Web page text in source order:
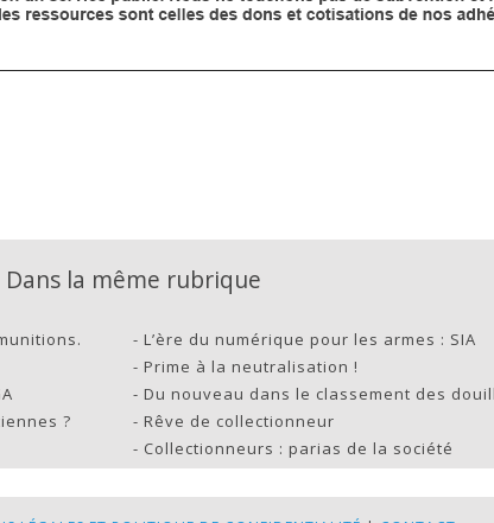
Dans la même rubrique
- L’ère du numérique pour les armes : SIA
- Prime à la neutralisation !
- Du nouveau dans le classement des
? - Rêve de collectionneur
- Collectionneurs : parias de la société